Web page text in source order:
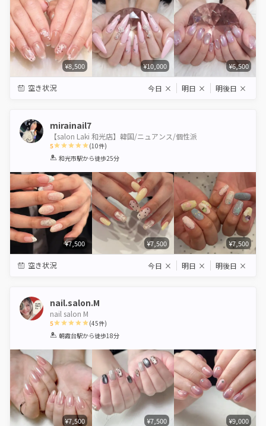
¥8,500 ¥10,000 ¥6,500
空き状況 今日 × 明日 × 明後日 ×
mirainail7
【salon Laki 和光店】韓国/ニュアンス/個性派
5
1 2 3 4 5
(10件)
和光市駅から徒歩25分
¥7,500 ¥7,500 ¥7,500
空き状況 今日 × 明日 × 明後日 ×
nail.salon.M
nail salon M
5
1 2 3 4 5
(45件)
朝霞台駅から徒歩18分
¥7,500 ¥7,500 ¥9,000